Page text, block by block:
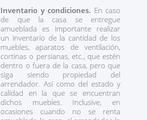
Inventario y condiciones. En caso
de que la casa se entregue
amueblada es importante realizar
un inventario de la cantidad de los
muebles, aparatos de ventilación,
cortinas o persianas, etc., que estén
dentro o fuera de la casa, pero que
siga siendo propiedad del
arrendador. Así como del estado y
calidad en la que se encuentran
dichos muebles. Inclusive, en
ocasiones cuando no se renta